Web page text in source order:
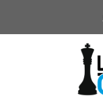
de